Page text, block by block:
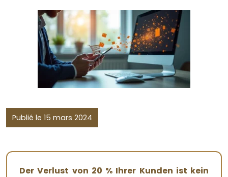
Publié le 15 mars 2024
Der Verlust von 20 % Ihrer Kunden ist kein